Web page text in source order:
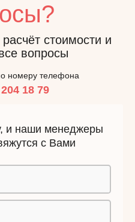
стоимости и
вопросы
номеру телефона
18 79
и наши менеджеры
с Вами